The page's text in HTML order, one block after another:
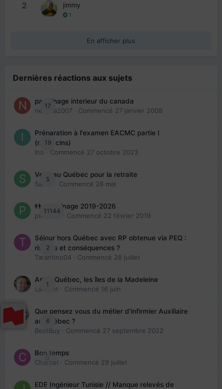
2 jimmy
1
En afficher plus
Dernières réactions aux sujets
17
parrainage interieur du canada
nedjma2007 · Commencé 27 janvier 2008
19
Préparation à l'examen EACMC partie I
(médecins)
Ino · Commencé 27 octobre 2023
5
Venir au Québec pour la retraite
Sab74
· Commencé 26 mai
11144
👬 Parrainage 2019-2026
piinoush · Commencé 22 février 2019
2
Séjour hors Québec avec RP obtenue via PEQ :
risques et conséquences ?
Tarantino04 · Commencé 28 juillet
1
Arte : Québec, les îles de la Madeleine
Laurent · Commencé 16 juin
6
Que pensez vous du métier d'infirmier Auxiliaire
au Québec ?
BestBuy · Commencé 27 septembre 2022
0
Bon temps
Charbel · Commencé 29 juillet
EDE Ingénieur Tunisie // Manque relevés de